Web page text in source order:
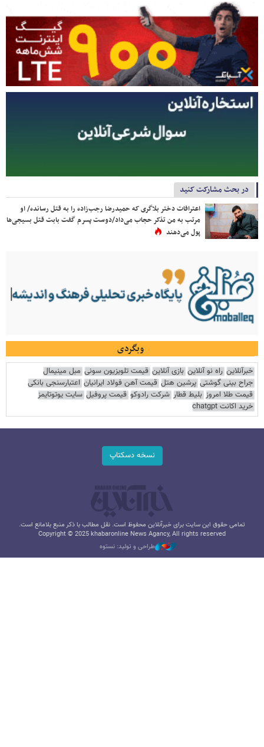
در بحث مشارکت کنید
اعترافات دختر بلاگری که حمیدرضا رجب‌زاده را به قتل رسانده/ او
مرتب به من تذکر حجاب می‌داد/دوست پسرم گفت بابت قتل بسیجی‌ها
پول می‌دهند
وبگردی
خبرآنلاین راه نو آنلاین بازی آنلاین قیمت تلویزیون سونی مبل مینیمال
جراح بینی گوشتی پرشین هتل قیمت آهن فولاد ایرانیان اعتبارسنجی بانکی
قیمت طلا امروز بلیط قطار شرکت رادوکو قیمت پروفیل سایت یوتوتایمز
خرید اکانت chatgpt
نسخه دسکتاپ
تمامی حقوق این سایت برای خبرآنلاین محفوظ است. نقل مطالب با ذکر منبع بلامانع است.
Copyright © 2025 khabaronline News Agancy, All rights reserved
طراحی و تولید: نستوه